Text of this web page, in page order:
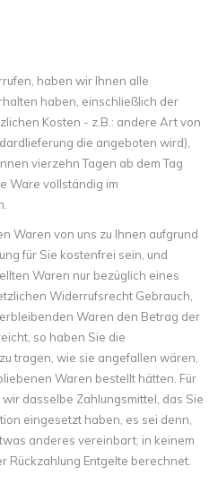
haben wir Ihnen alle
haben, einschließlich der
Kosten - z.B.: andere Art von
die angeboten wird),
vierzehn Tagen ab dem Tag
Ware vollständig im
Waren von uns zu Ihnen aufgrund
für Sie kostenfrei sein, und
Waren nur bezüglich eines
Widerrufsrecht Gebrauch,
Waren den Betrag der
so haben Sie die
tragen, wie sie angefallen wären,
Waren bestellt hätten. Für
dasselbe Zahlungsmittel, das Sie
eingesetzt haben, es sei denn,
anderes vereinbart; in keinem
Rückzahlung Entgelte berechnet.